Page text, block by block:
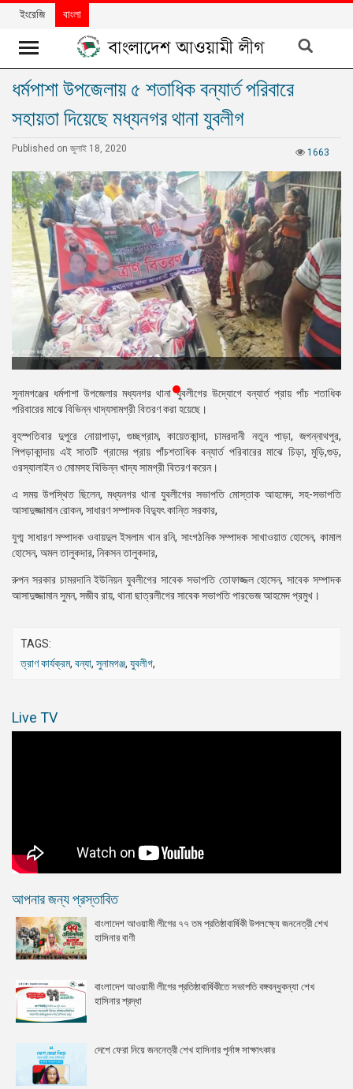
খবর
দলের
বিশেষ
নিবন্ধ
বিশেষ
প্রতিবেদন
মতামত
উন্নয়নের
বাংলাদেশ
নিউজলেটার
প্রেস
রিলিজ
গ্যালারি
জামায়াত
সহিংসতা
সংগঠন
নির্বাচনী
ইশতেহার
ইংরেজি বাংলা
ধর্মপাশা উপজেলায় ৫ শতাধিক বন্যার্ত পরিবারে
সহায়তা দিয়েছে মধ্যনগর থানা যুবলীগ
1663
Published on জুলাই 18, 2020
সুনামগঞ্জের ধর্মপাশা উপজেলার মধ্যনগর থানা যুবলীগের উদ্যোগে বন্যার্ত প্রায় পাঁচ শতাধিক
পরিবারের মাঝে বিভিন্ন খাদ্যসামগ্রী বিতরণ করা হয়েছে।
বৃহস্পতিবার দুপুরে নোয়াপাড়া, গুচ্ছগ্রাম, কায়েতকান্দা, চামরদানী নতুন পাড়া, জগন্নাথপুর,
পিপড়াকান্দায় এই সাতটি গ্রামের প্রায় পাঁচশতাধিক বন্যার্ত পরিবারের মাঝে চিড়া, মুড়ি,গুড়,
ওরস্যালাইন ও মোমসহ বিভিন্ন খাদ্য সামগ্রী বিতরণ করেন।
এ সময় উপস্থিত ছিলেন, মধ্যনগর থানা যুবলীগের সভাপতি মোস্তাক আহমেদ, সহ-সভাপতি
আসাদুজ্জামান রোকন, সাধারণ সম্পাদক বিদ্যুৎ কান্তি সরকার,
যুগ্ম সাধারণ সম্পাদক ওবায়দুল ইসলাম খান রনি, সাংগঠনিক সম্পাদক সাখাওয়াত হোসেন, কামাল
হোসেন, অমল তালুকদার, নিকসন তালুকদার,
রুপন সরকার চামরদানি ইউনিয়ন যুবলীগের সাবেক সভাপতি তোফাজ্জল হোসেন, সাবেক সম্পাদক
আসাদুজ্জামান সুমন, সজীব রায়, থানা ছাত্রলীগের সাবেক সভাপতি পারভেজ আহমেদ প্রমুখ।
TAGS:
ত্রাণ কার্যক্রম, বন্যা, সুনামগঞ্জ, যুবলীগ,
Live TV
আপনার জন্য প্রস্তাবিত
বাংলাদেশ আওয়ামী লীগের ৭৭ তম প্রতিষ্ঠাবার্ষিকী উপলক্ষ্যে জননেত্রী শেখ
হাসিনার বাণী
বাংলাদেশ আওয়ামী লীগের প্রতিষ্ঠাবার্ষিকীতে সভাপতি বঙ্গবন্ধুকন্যা শেখ
হাসিনার শ্রদ্ধা
দেশে ফেরা নিয়ে জননেত্রী শেখ হাসিনার পূর্নাঙ্গ সাক্ষাৎকার